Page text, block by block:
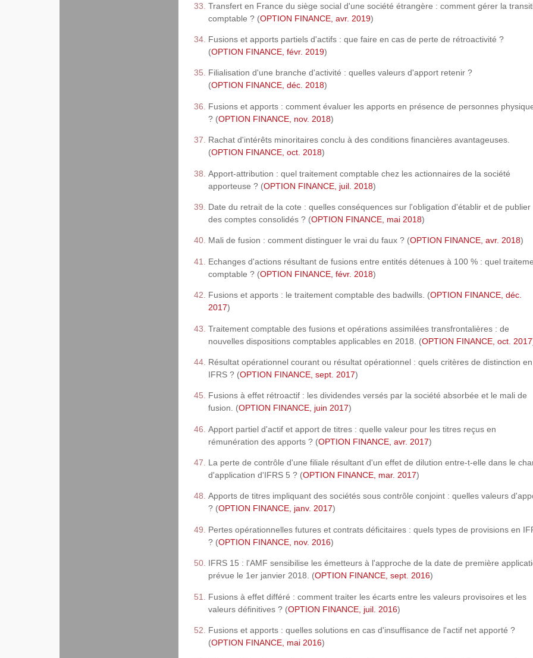
Transfert en France du siège social d'une société étrangère : comment gérer la
comptable ? (OPTION FINANCE, avr. 2019)
Fusions et apports partiels d'actifs : que faire en cas de perte de rétroactivité ?
(OPTION FINANCE, févr. 2019)
Filialisation d'une branche d'activité : quelles valeurs d'apport retenir ?
(OPTION FINANCE, déc. 2018)
Fusions et apports : comment évaluer les apports en présence de personnes
? (OPTION FINANCE, nov. 2018)
Rachat d'intérêts minoritaires conclu à des conditions financières avantageuses.
(OPTION FINANCE, oct. 2018)
Apport-attribution : quel traitement comptable chez les actionnaires de la société
apporteuse ? (OPTION FINANCE, juil. 2018)
Date du retrait de la cote : quelles conséquences sur l'obligation d'établir et de publier
des comptes consolidés ? (OPTION FINANCE, mai 2018)
Mali de fusion : comment distinguer le vrai du faux ? (OPTION FINANCE, avr. 2018)
Echanges d'actions résultant de fusions entre entités détenues à 100 % : quel
comptable ? (OPTION FINANCE, févr. 2018)
Fusions et apports : le traitement comptable des badwills. (OPTION FINANCE, déc.
2017)
Traitement comptable des fusions et opérations assimilées transfrontalières : de
nouvelles dispositions comptables applicables en 2018. (OPTION FINANCE, oct. 2017
Résultat opérationnel courant ou résultat opérationnel : quels critères de distinction en
IFRS ? (OPTION FINANCE, sept. 2017)
Fusions à effet rétroactif : les dividendes versés par la société absorbée et le mali de
fusion. (OPTION FINANCE, juin 2017)
Apport partiel d'actif et apport de titres : quelle valeur pour les titres reçus en
rémunération des apports ? (OPTION FINANCE, avr. 2017)
La perte de contrôle d'une filiale résultant d'un effet de dilution entre-t-elle dans le
d'application d'IFRS 5 ? (OPTION FINANCE, mar. 2017)
Apports de titres impliquant des sociétés sous contrôle conjoint : quelles valeurs
? (OPTION FINANCE, janv. 2017)
Pertes opérationnelles futures et contrats déficitaires : quels types de provisions en
? (OPTION FINANCE, nov. 2016)
IFRS 15 : l'AMF sensibilise les émetteurs à l'approche de la date de première
prévue le 1er janvier 2018. (OPTION FINANCE, sept. 2016)
Fusions à effet différé : comment traiter les écarts entre les valeurs provisoires et les
valeurs définitives ? (OPTION FINANCE, juil. 2016)
Fusions et apports : quelles solutions en cas d'insuffisance de l'actif net apporté ?
(OPTION FINANCE, mai 2016)